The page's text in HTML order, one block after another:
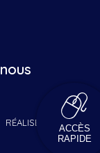
RÉALISÉ PAR ACCÈS
RAPIDE